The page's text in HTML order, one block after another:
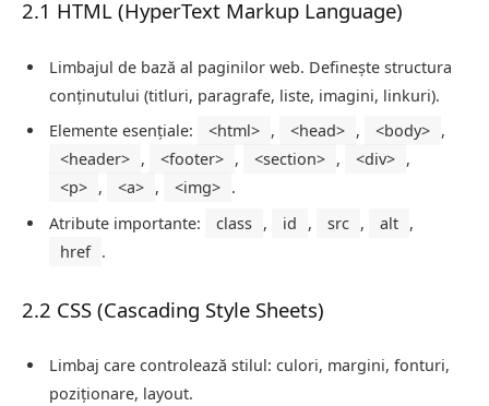
2.1 HTML (HyperText Markup Language)
Limbajul de bază al paginilor web. Definește structura
conținutului (titluri, paragrafe, liste, imagini, linkuri).
Elemente esențiale:
<html> , <head> , <body> ,
<header> , <footer> , <section> , <div> ,
<p> , <a> , <img> .
Atribute importante:
class , id , src , alt ,
href .
2.2 CSS (Cascading Style Sheets)
Limbaj care controlează stilul: culori, margini, fonturi,
poziționare, layout.